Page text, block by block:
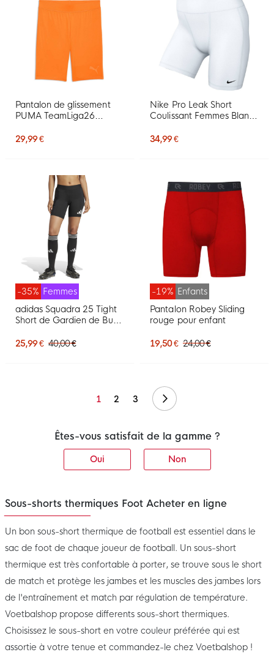
Pantalon de glissement
PUMA TeamLiga26
29,99 €
Nike Pro Leak Short
Coulissant Femmes Blanc
34,99 €
-35% Femmes
adidas Squadra 25 Tight
Short de Gardien de But
25,99 € 40,00 €
-19% Enfants
Pantalon Robey Sliding
rouge pour enfant
19,50 € 24,00 €
1 2 3 Suivant
Êtes-vous satisfait de la gamme ?
Oui Non
Sous-shorts thermiques Foot Acheter en ligne
Un bon sous-short thermique de football est essentiel dans le
sac de foot de chaque joueur de football. Un sous-short
thermique est très confortable à porter, se trouve sous le short
de match et protège les jambes et les muscles des jambes lors
de l'entraînement et match par régulation de température.
Voetbalshop propose differents sous-short thermiques.
Choisissez le sous-short en votre couleur préférée qui est
assortie à votre tenue et commandez-le chez Voetbalshop !